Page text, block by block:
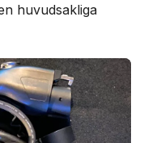
huvudsakliga